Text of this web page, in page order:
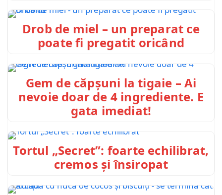
Drob de miel – un preparat ce
poate fi pregatit oricând
Gem de căpșuni la tigaie – Ai
nevoie doar de 4 ingrediente. E
gata imediat!
Tortul „Secret”: foarte echilibrat,
cremos și însiropat